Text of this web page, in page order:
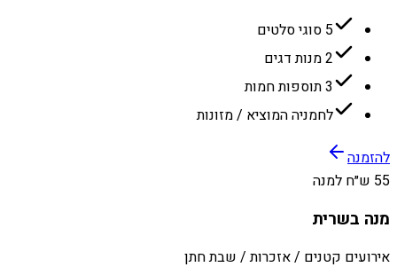
5 סוגי סלטים
2 מנות דגים
3 תוספות חמות
לחמניה המוציא / מזונות
להזמנה
55 ש״ח למנה
מנה בשרית
אירועים קטנים / אזכרות / שבת חתן